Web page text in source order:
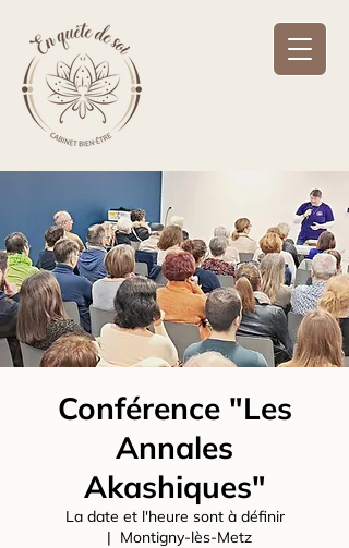
Conférence "Les
Annales
Akashiques"
La date et l'heure sont à définir
  |
Montigny-lès-Metz